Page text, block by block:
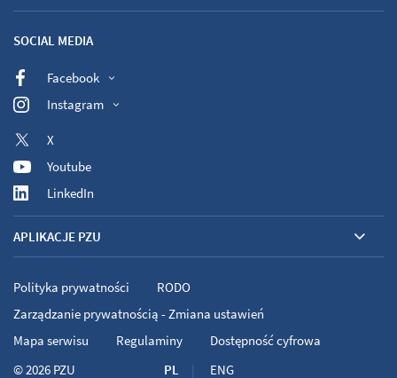
SOCIAL MEDIA
Facebook
Instagram
X
Youtube
LinkedIn
APLIKACJE PZU
PL ENG
Polityka prywatności
RODO
Zarządzanie prywatnością - Zmiana ustawień
Mapa serwisu
Regulaminy
Dostępność cyfrowa
© 2026 PZU